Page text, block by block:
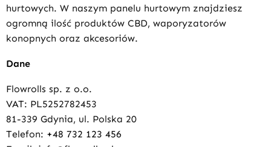
hurtowych. W naszym panelu hurtowym znajdziesz
ogromną ilość produktów CBD, waporyzatorów
konopnych oraz akcesoriów.
Dane
Flowrolls sp. z o.o.
VAT: PL5252782453
81-339 Gdynia, ul. Polska 20
Telefon: +48 732 123 456